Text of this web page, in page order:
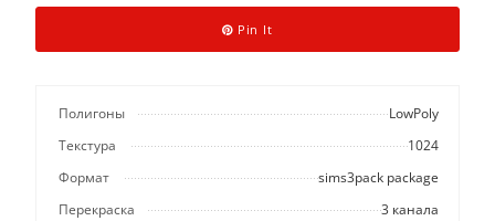
Pin It
Полигоны
LowPoly
Текстура
1024
Формат
sims3pack package
Перекраска
3 канала